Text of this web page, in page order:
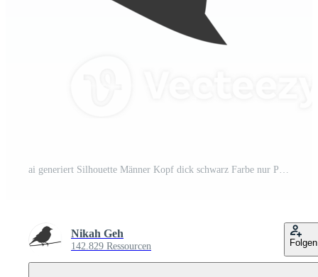
ai generiert Silhouette Männer Kopf dick schwarz Farbe nur Pro PNG
Nikah Geh
142.829 Ressourcen Folgen